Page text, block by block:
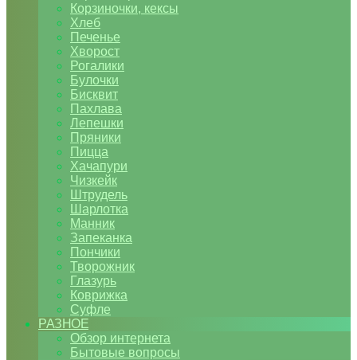
Корзиночки, кексы
Хлеб
Печенье
Хворост
Рогалики
Булочки
Бисквит
Пахлава
Лепешки
Пряники
Пицца
Хачапури
Чизкейк
Штрудель
Шарлотка
Манник
Запеканка
Пончики
Творожник
Глазурь
Коврижка
Суфле
РАЗНОЕ
Обзор интернета
Бытовые вопросы